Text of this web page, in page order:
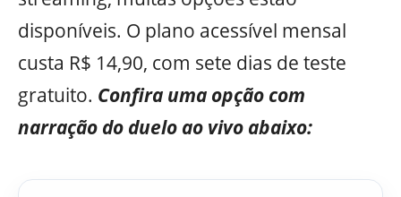
disponíveis. O plano acessível mensal
custa R$ 14,90, com sete dias de teste
gratuito. Confira uma opção com
narração do duelo ao vivo abaixo: